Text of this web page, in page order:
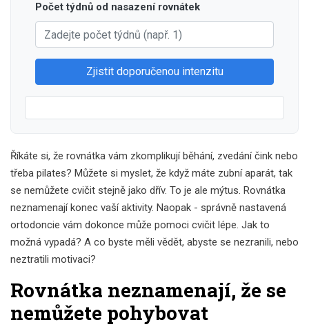
Počet týdnů od nasazení rovnátek
Zjistit doporučenou intenzitu
Říkáte si, že rovnátka vám zkomplikují běhání, zvedání čink nebo
třeba pilates? Můžete si myslet, že když máte zubní aparát, tak
se nemůžete cvičit stejně jako dřív. To je ale mýtus. Rovnátka
neznamenají konec vaší aktivity. Naopak - správně nastavená
ortodoncie vám dokonce může pomoci cvičit lépe. Jak to
možná vypadá? A co byste měli vědět, abyste se nezranili, nebo
neztratili motivaci?
Rovnátka neznamenají, že se
nemůžete pohybovat